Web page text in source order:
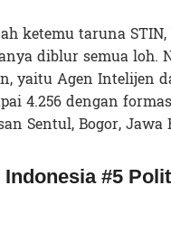
ketemu taruna
diblur semua loh.
yaitu Agen Intelijen
4.256 dengan
Sentul, Bogor, Jawa
#5